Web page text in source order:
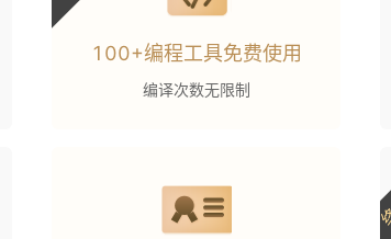
100+编程工具免费使用
编译次数无限制